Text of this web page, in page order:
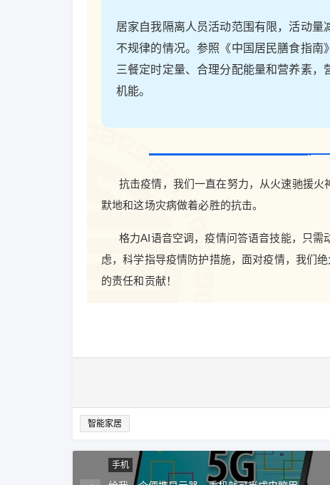
居家自我隔离人员活动范围有限，活动
不规律的情况。参照《中国居民膳食指南
三餐定时定量、合理分配能量和营养素
机能。
抗击疫情，我们一直在努力，从火速驰援
默地和这场灾病做着必胜的抗击。
格力AI语音空调，疫情问答语音技能，只需
虑，科学指导疫情防护措施，面对疫情，我们
的责任和贡献！
智能家居
手机